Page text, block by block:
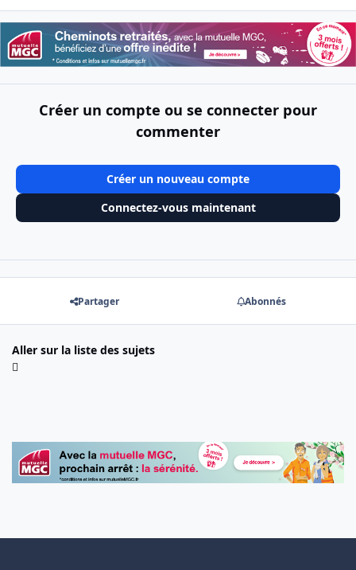
Créer un compte ou se connecter pour
commenter
Créer un nouveau compte
Connectez-vous maintenant
Partager Abonnés
Aller sur la liste des sujets